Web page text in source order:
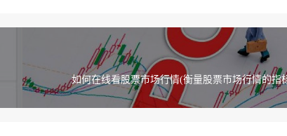
如何在线看股票市场行情(衡量股票市场行情的指